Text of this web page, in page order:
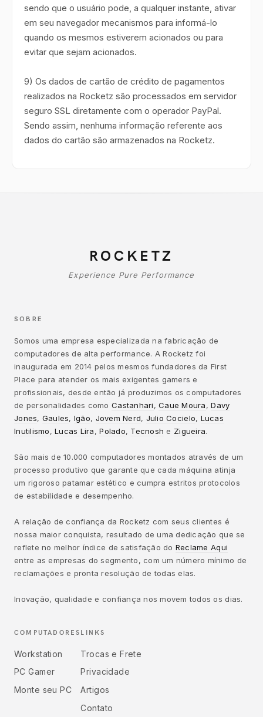
sendo que o usuário pode, a qualquer instante, ativar
em seu navegador mecanismos para informá-lo
quando os mesmos estiverem acionados ou para
evitar que sejam acionados.
9) Os dados de cartão de crédito de pagamentos
realizados na Rocketz são processados em servidor
seguro SSL diretamente com o operador PayPal.
Sendo assim, nenhuma informação referente aos
dados do cartão são armazenados na Rocketz.
ROCKETZ
Experience Pure Performance
SOBRE
Somos uma empresa especializada na fabricação de
computadores de alta performance. A Rocketz foi
inaugurada em 2014 pelos mesmos fundadores da First
Place para atender os mais exigentes gamers e
profissionais, desde então já produzimos os computadores
de personalidades como Castanhari,Caue Moura,Davy
Jones, Gaules, Igão, Jovem Nerd, Julio Cocielo, Lucas
Inutilismo,Lucas Lira,Polado, Tecnosh e Zigueira.
São mais de 10.000 computadores montados através de um
processo produtivo que garante que cada máquina atinja
um rigoroso patamar estético e cumpra estritos protocolos
de estabilidade e desempenho.
A relação de confiança da Rocketz com seus clientes é
nossa maior conquista, resultado de uma dedicação que se
reflete no melhor índice de satisfação do Reclame Aqui
entre as empresas do segmento, com um número mínimo de
reclamações e pronta resolução de todas elas.
Inovação, qualidade e confiança nos movem todos os dias.
COMPUTADORES
Workstation
PC Gamer
Monte seu PC
LINKS
Trocas e Frete
Privacidade
Artigos
Contato